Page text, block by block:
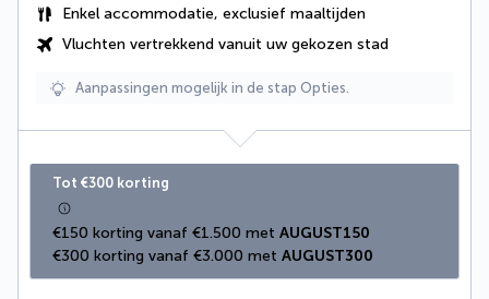
Enkel accommodatie, exclusief maaltijden
Vluchten vertrekkend vanuit uw gekozen stad
Aanpassingen mogelijk in de stap Opties.
Tot €300 korting
€150 korting vanaf €1.500 met AUGUST150
€300 korting vanaf €3.000 met AUGUST300